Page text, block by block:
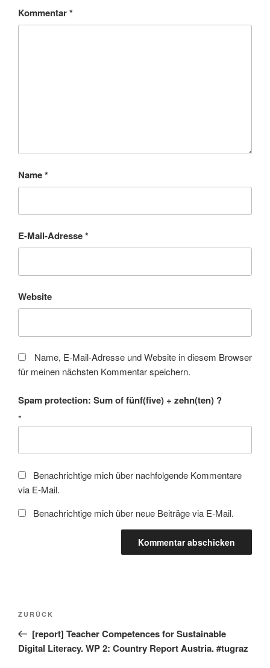
Kommentar*
Name*
E-Mail-Adresse*
Website
Name, E-Mail-Adresse und Website in diesem Browser
für meinen nächsten Kommentar speichern.
Spam protection: Sum of fünf(five) + zehn(ten) ?
*
Benachrichtige mich über nachfolgende Kommentare
via E-Mail.
Benachrichtige mich über neue Beiträge via E-Mail.
Beitragsnavigation
Vorheriger
Beitrag
ZURÜCK
[report] Teacher Competences for Sustainable
Digital Literacy. WP 2: Country Report Austria. #tugraz